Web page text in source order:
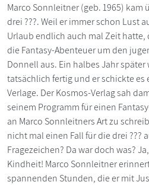
Marco Sonnleitner (geb. 1965) kam
drei ???. Weil er immer schon Lust
Urlaub endlich auch mal Zeit hatte,
die Fantasy-Abenteuer um den
Donnell aus. Ein halbes Jahr
tatsächlich fertig und er schickte es
Verlage. Der Kosmos-Verlag sah
seinem Programm für einen
an Marco Sonnleitners Art zu
nicht mal einen Fall für die drei ???
Fragezeichen? Da war doch was?
Kindheit! Marco Sonnleitner
spannenden Stunden, die er mit